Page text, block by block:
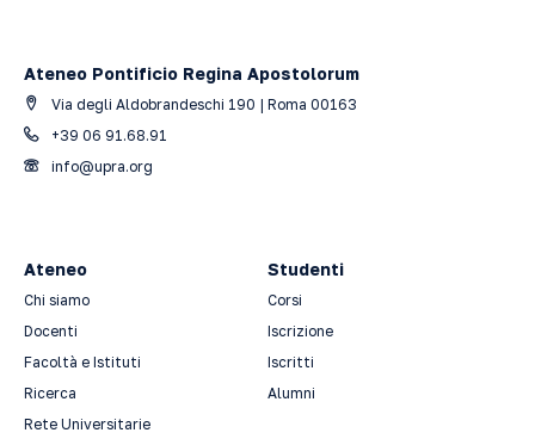
Ateneo Pontificio Regina Apostolorum
Via degli Aldobrandeschi 190 | Roma 00163
+39 06 91.68.91
info@upra.org
Ateneo
Chi siamo
Docenti
Facoltà e Istituti
Ricerca
Rete Universitarie
Studenti
Corsi
Iscrizione
Iscritti
Alumni